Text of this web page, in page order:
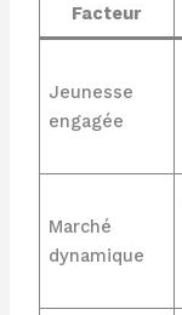
Facteur
Jeunesse
engagée
Marché
dynamique